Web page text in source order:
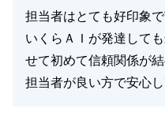
担当者はとても好印象で
いくらＡＩが発達して
せて初めて信頼関係が
担当者が良い方で安心